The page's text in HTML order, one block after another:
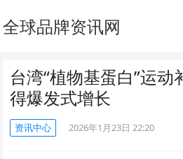
全球品牌资讯网
台湾“植物基蛋白”运
得爆发式增长
资讯中心 2026年1月23日 22:20